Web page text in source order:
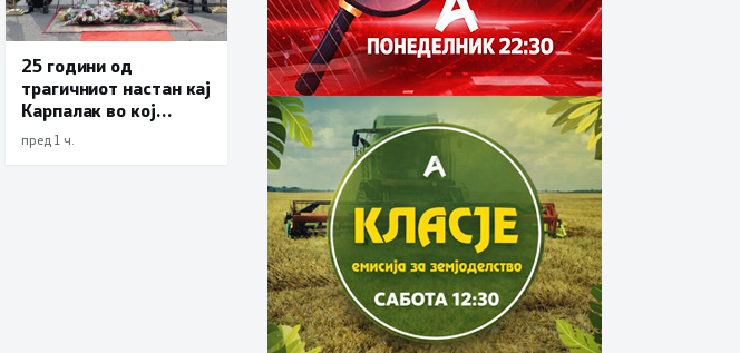
25 години од
трагичниот настан кај
Карпалак во кој
загинаа десетмина
македонски
пред 1 ч.